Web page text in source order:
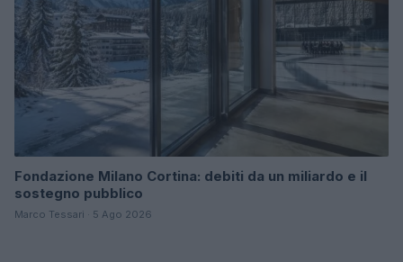
Fondazione Milano Cortina: debiti da un miliardo e il
sostegno pubblico
Marco Tessari · 5 Ago 2026